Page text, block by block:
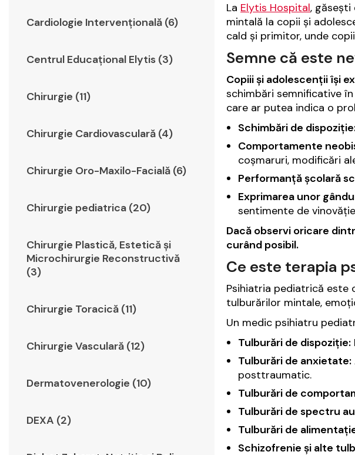
Cardiologie Intervențională (6)
Centrul Educațional Elytis (3)
Chirurgie (11)
Chirurgie Cardiovasculară (4)
Chirurgie Oro-Maxilo-Facială (6)
Chirurgie pediatrica (20)
Chirurgie Plastică, Estetică şi
Microchirurgie Reconstructivă
(3)
Chirurgie Toracică (11)
Chirurgie Vasculară (12)
Dermatovenerologie (10)
DEXA (2)
La Elytis Hospital,
mintală la copii și
cald și primitor, unde
Semne că este
Copiii și adolescenții își
schimbări semnificative
care ar putea indica o
Schimbări de
Comportamente
coșmaruri, modificări
Performanță școlară
Exprimarea unor
sentimente de
Dacă observi oricare
curând posibil.
Ce este terapia
Psihiatria pediatrică este
tulburărilor mintale,
Un medic psihiatru
Tulburări de dispoziție:
Tulburări de anxietate:
posttraumatic.
Tulburări de
Tulburări de spectru
Tulburări de
Schizofrenie și alte